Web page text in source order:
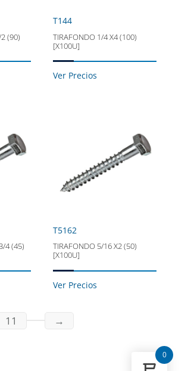
T144
TIRAFONDO 1/4 X4 (100)
[X100U]
Ver Precios
T5162
TIRAFONDO 5/16 X2 (50)
[X100U]
Ver Precios
11 →
0